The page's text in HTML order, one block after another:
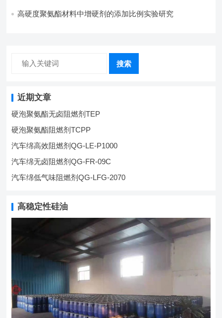
高硬度聚氨酯材料中增硬剂的添加比例实验研究
搜索
近期文章
硬泡聚氨酯无卤阻燃剂TEP
硬泡聚氨酯阻燃剂TCPP
汽车绵高效阻燃剂QG-LE-P1000
汽车绵无卤阻燃剂QG-FR-09C
汽车绵低气味阻燃剂QG-LFG-2070
高稳定性硅油